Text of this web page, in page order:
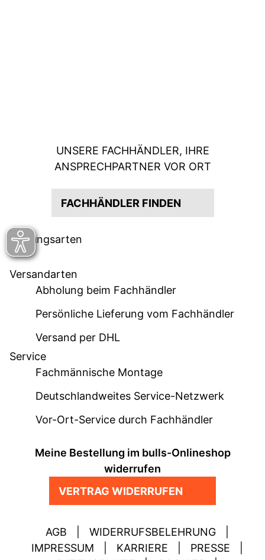
UNSERE FACHHÄNDLER, IHRE
ANSPRECHPARTNER VOR ORT
FACHHÄNDLER FINDEN
Zahlungsarten
Versandarten
Abholung beim Fachhändler
Persönliche Lieferung vom Fachhändler
Versand per DHL
Service
Fachmännische Montage
Deutschlandweites Service-Netzwerk
Vor-Ort-Service durch Fachhändler
Meine Bestellung im bulls-Onlineshop
widerrufen
VERTRAG WIDERRUFEN
AGB WIDERRUFSBELEHRUNG
IMPRESSUM
KARRIERE PRESSE